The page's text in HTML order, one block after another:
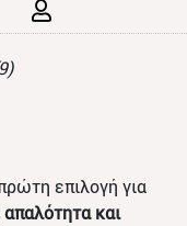
επιλογή για
και